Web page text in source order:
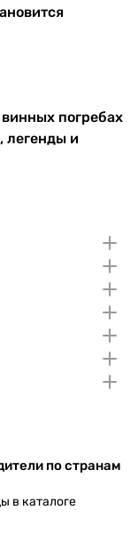
погребах
легенды и
по странам
в каталоге